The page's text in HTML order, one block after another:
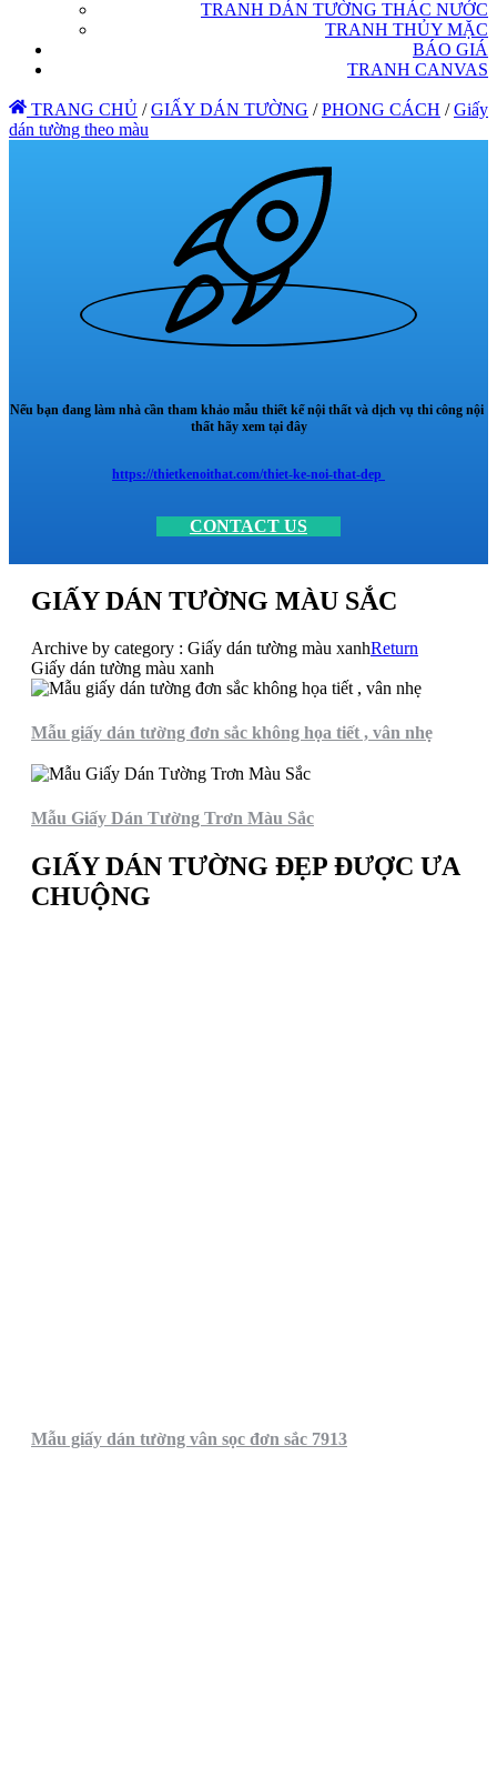
TRANH DÁN TƯỜNG THÁC NƯỚC
TRANH THỦY MẶC
BÁO GIÁ
TRANH CANVAS
TRANG CHỦ / GIẤY DÁN TƯỜNG / PHONG CÁCH / Giấy
dán tường theo màu
Nếu bạn đang làm nhà cần tham khảo mẫu thiết kế nội thất và dịch vụ thi công nội
thất hãy xem tại đây
https://thietkenoithat.com/thiet-ke-noi-that-dep
CONTACT US
GIẤY DÁN TƯỜNG MÀU SẮC
Archive by category : Giấy dán tường màu xanhReturn
Giấy dán tường màu xanh
Mẫu giấy dán tường đơn sắc không họa tiết , vân nhẹ
Mẫu Giấy Dán Tường Trơn Màu Sắc
GIẤY DÁN TƯỜNG ĐẸP ĐƯỢC ƯA
CHUỘNG
Mẫu giấy dán tường vân sọc đơn sắc 7913